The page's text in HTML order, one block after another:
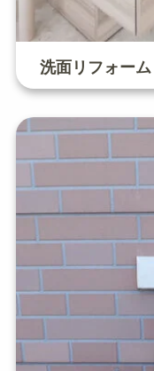
洗面リフォーム